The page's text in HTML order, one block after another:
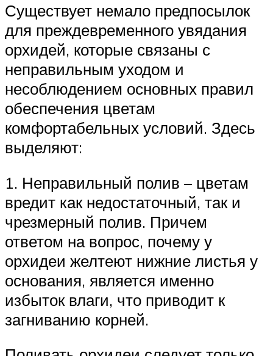
Существует немало предпосылок
для преждевременного увядания
орхидей, которые связаны с
неправильным уходом и
несоблюдением основных правил
обеспечения цветам
комфортабельных условий. Здесь
выделяют:
1. Неправильный полив – цветам
вредит как недостаточный, так и
чрезмерный полив. Причем
ответом на вопрос, почему у
орхидеи желтеют нижние листья у
основания, является именно
избыток влаги, что приводит к
загниванию корней.